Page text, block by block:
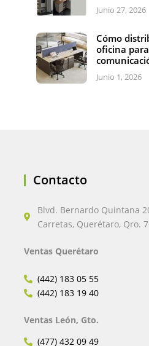
Junio 27, 2026
Cómo
oficina
Junio 1, 2026
Contacto
Blvd. Bernardo Quintana
Carretas, Querétaro, Qro.
Ventas Querétaro
(442) 183 05 55
(442) 183 19 40
Ventas León, Gto.
(477) 432 09 49